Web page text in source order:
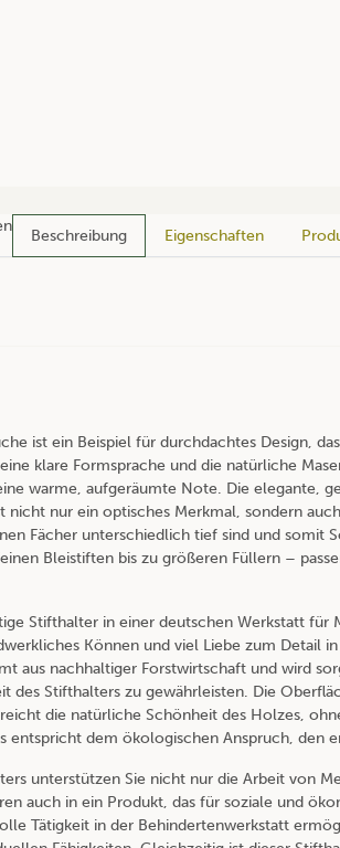
Beschreibung Eigenschaften
ist ein Beispiel für durchdachtes Design,
klare Formsprache und die natürliche
warme, aufgeräumte Note. Die elegante,
nicht nur ein optisches Merkmal, sondern
Fächer unterschiedlich tief sind und somit
Bleistiften bis zu größeren Füllern –
Stifthalter in einer deutschen Werkstatt für
Können und viel Liebe zum Detail
aus nachhaltiger Forstwirtschaft und wird
des Stifthalters zu gewährleisten. Die
die natürliche Schönheit des Holzes,
entspricht dem ökologischen Anspruch, den
unterstützen Sie nicht nur die Arbeit von
auch in ein Produkt, das für soziale und
Tätigkeit in der Behindertenwerkstatt